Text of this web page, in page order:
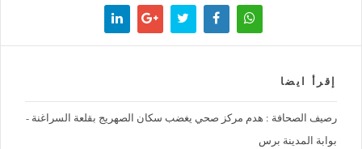
إقرأ ايضا
رصيف الصحافة : هدم مركز صحي يغضب سكان الصهريج بقلعة السراغنة -
بوابة المدينة برس